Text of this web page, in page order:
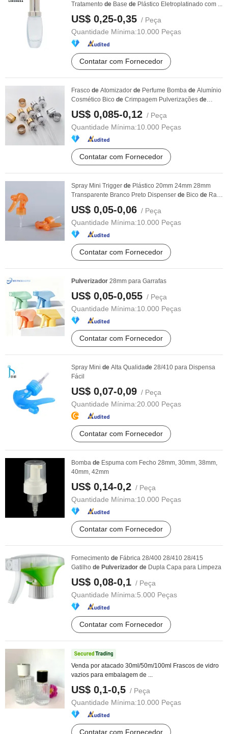
Tratamento de Base de Plástico Eletroplatinado com ...
US$ 0,25-0,35 / Peça
Quantidade Mínima:10.000 Peças
Contatar com Fornecedor
Frasco de Atomizador de Perfume Bomba de Alumínio
Cosmético Bico de Crimpagem Pulverizações de
Névoa ...
US$ 0,085-0,12 / Peça
Quantidade Mínima:10.000 Peças
Contatar com Fornecedor
Spray Mini Trigger de Plástico 20mm 24mm 28mm
Transparente Branco Preto Dispenser de Bico de Rato
US$ 0,05-0,06 / Peça
Quantidade Mínima:10.000 Peças
Contatar com Fornecedor
Pulverizador 28mm para Garrafas
US$ 0,05-0,055 / Peça
Quantidade Mínima:10.000 Peças
Contatar com Fornecedor
Spray Mini de Alta Qualidade 28/410 para Dispensa
Fácil
US$ 0,07-0,09 / Peça
Quantidade Mínima:20.000 Peças
Contatar com Fornecedor
Bomba de Espuma com Fecho 28mm, 30mm, 38mm,
40mm, 42mm
US$ 0,14-0,2 / Peça
Quantidade Mínima:10.000 Peças
Contatar com Fornecedor
Fornecimento de Fábrica 28/400 28/410 28/415
Gatilho de Pulverizador de Dupla Capa para Limpeza
US$ 0,08-0,1 / Peça
Quantidade Mínima:5.000 Peças
Contatar com Fornecedor
Venda por atacado 30ml/50m/100ml Frascos de vidro
vazios para embalagem de ...
US$ 0,1-0,5 / Peça
Quantidade Mínima:10.000 Peças
Contatar com Fornecedor